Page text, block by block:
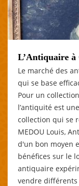
L’Antiquaire à
Le marché des
qui se base
Pour un
l’antiquité est
collection qui se
MEDOU Louis,
d'un bon moyen
bénéfices sur le
antiquaire
vendre différents